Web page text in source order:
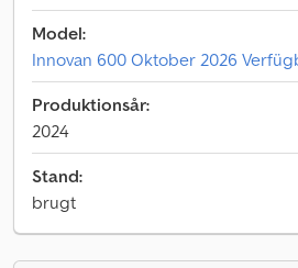
Model:
Innovan 600 Oktober 2026
Produktionsår:
2024
Stand:
brugt